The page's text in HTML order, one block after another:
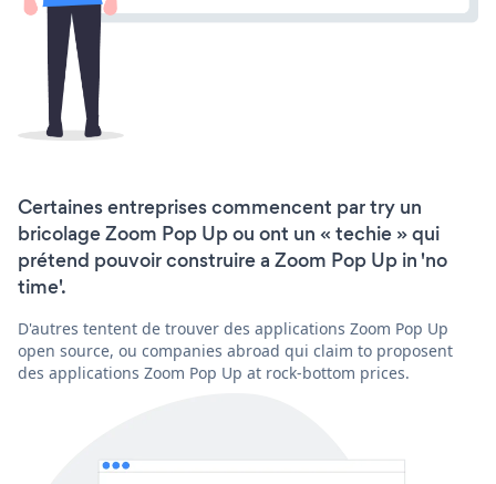
Certaines entreprises commencent par try un
bricolage Zoom Pop Up ou ont un « techie » qui
prétend pouvoir construire a Zoom Pop Up in 'no
time'.
D'autres tentent de trouver des applications Zoom Pop Up
open source, ou companies abroad qui claim to proposent
des applications Zoom Pop Up at rock-bottom prices.